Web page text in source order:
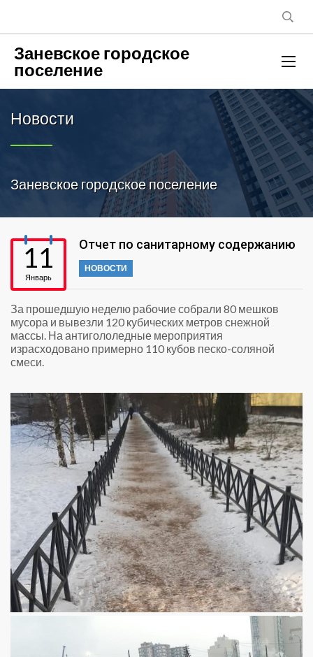
Заневское городское
поселение
Новости
Заневское городское поселение
11
Январь
Отчет по санитарному содержанию
НОВОСТИ
За прошедшую неделю рабочие собрали 80 мешков
мусора и вывезли 120 кубических метров снежной
массы. На антигололедные мероприятия
израсходовано примерно 110 кубов песко-соляной
смеси.